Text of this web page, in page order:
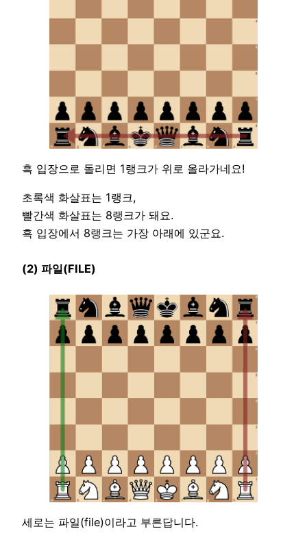
흑 입장으로 돌리면 1랭크가 위로 올라가네요!
초록색 화살표는 1랭크,
빨간색 화살표는 8랭크가 돼요.
흑 입장에서 8랭크는 가장 아래에 있군요.
(2) 파일(FILE)
세로는 파일(file)이라고 부른답니다.